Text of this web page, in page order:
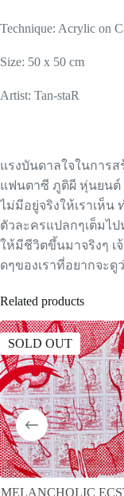
Technique: Acrylic on
Size: 50 x 50 cm
Artist: Tan-staR
แรงบันดาลใจในการ
แฟนตาซี ภูติผี หุ่นยนต์
ไม่มีอยู่จริงให้เราเห็
ตัวละครแปลกๆเต็มไ
ให้มีชีวิตขึ้นมาจริงๆ เ
ดๆของเราที่อยากจะ
Related products
SOLD OUT
MELANCHOLIC